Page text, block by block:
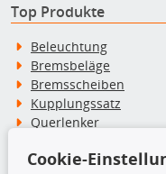
Top Produkte
Beleuchtung
Bremsbeläge
Bremsscheiben
Kupplungssatz
Querlenker
Stoßdämpfer
Cookie-